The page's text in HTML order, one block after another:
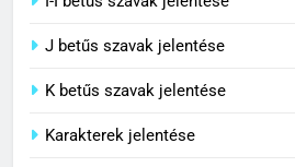
5
Célkitűzés
C BETŰS SZAVAK
J betűs szavak jelentése
K betűs szavak jelentése
Karakterek jelentése